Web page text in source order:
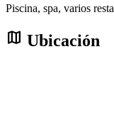
Piscina, spa, varios
map Ubicación